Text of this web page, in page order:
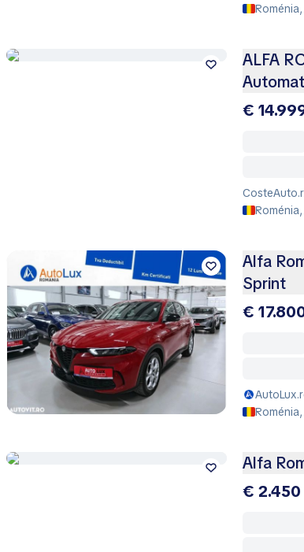
ALFA
€
Alfa
Sprint
€
Alfa
€ 2.450